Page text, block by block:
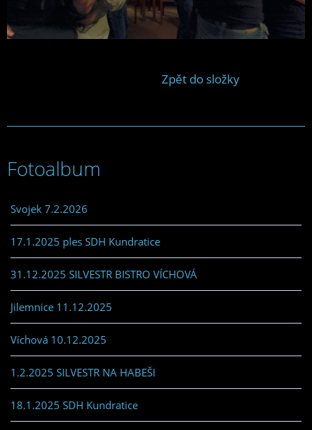
Zpět do složky
Fotoalbum
Svojek 7.2.2026
17.1.2025 ples SDH Kundratice
31.12.2025 SILVESTR BISTRO VÍCHOVÁ
Jilemnice 11.12.2025
Víchová 10.12.2025
1.2.2025 SILVESTR NA HABEŠI
18.1.2025 SDH Kundratice